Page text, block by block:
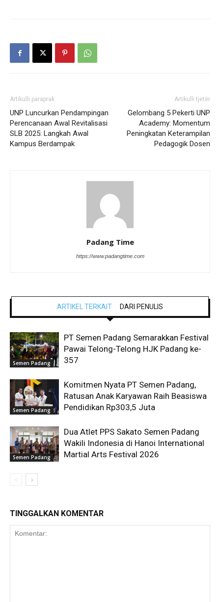
Artikulli paraprak
UNP Luncurkan Pendampingan
Perencanaan Awal Revitalisasi
SLB 2025: Langkah Awal
Kampus Berdampak
Artikulli tjetër
Gelombang 5 Pekerti UNP
Academy: Momentum
Peningkatan Keterampilan
Pedagogik Dosen
Padang Time
https://www.padangtime.com
ARTIKEL TERKAIT DARI PENULIS
Semen Padang
PT Semen Padang Semarakkan Festival
Pawai Telong-Telong HJK Padang ke-
357
Semen Padang
Komitmen Nyata PT Semen Padang,
Ratusan Anak Karyawan Raih Beasiswa
Pendidikan Rp303,5 Juta
Semen Padang
Dua Atlet PPS Sakato Semen Padang
Wakili Indonesia di Hanoi International
Martial Arts Festival 2026
TINGGALKAN KOMENTAR